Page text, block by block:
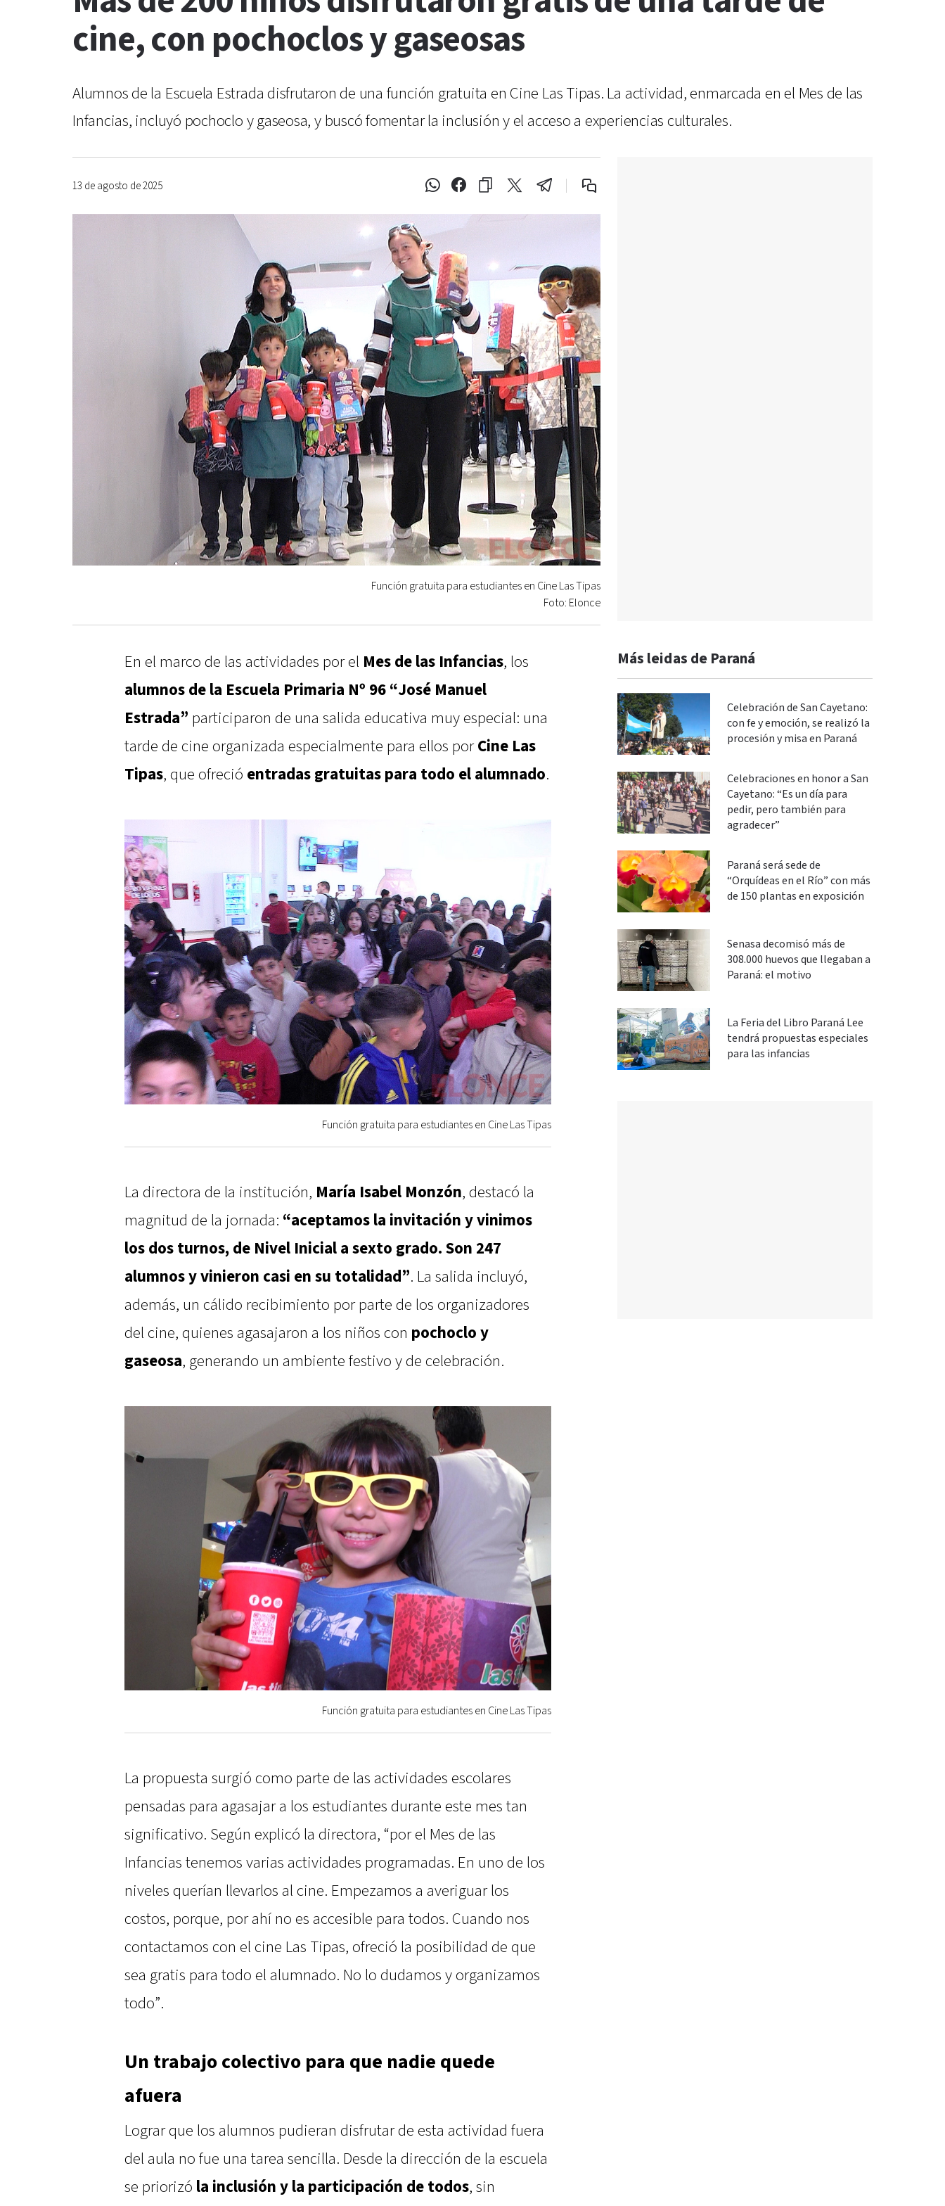
cine, con pochoclos y gaseosas
Alumnos de la Escuela Estrada disfrutaron de una función gratuita en Cine Las Tipas. La actividad, enmarcada en el Mes de las
Infancias, incluyó pochoclo y gaseosa, y buscó fomentar la inclusión y el acceso a experiencias culturales.
13 de agosto de 2025
Función gratuita para estudiantes en Cine Las Tipas
Foto: Elonce
En el marco de las actividades por el Mes de las Infancias, los
alumnos de la Escuela Primaria Nº 96 “José Manuel
Estrada” participaron de una salida educativa muy especial: una
tarde de cine organizada especialmente para ellos porCine Las
Tipas, que ofreció entradas gratuitas para todo el alumnado.
Función gratuita para estudiantes en Cine Las Tipas
La directora de la institución, María Isabel Monzón, destacó la
magnitud de la jornada: “aceptamos la invitación y vinimos
los dos turnos, de Nivel Inicial a sexto grado. Son 247
alumnos y vinieron casi en su totalidad”. La salida incluyó,
además, un cálido recibimiento por parte de los organizadores
del cine, quienes agasajaron a los niños con pochoclo y
gaseosa, generando un ambiente festivo y de celebración.
Función gratuita para estudiantes en Cine Las Tipas
La propuesta surgió como parte de las actividades escolares
pensadas para agasajar a los estudiantes durante este mes tan
significativo. Según explicó la directora, “por el Mes de las
Infancias tenemos varias actividades programadas. En uno de los
niveles querían llevarlos al cine. Empezamos a averiguar los
costos, porque, por ahí no es accesible para todos. Cuando nos
contactamos con el cine Las Tipas, ofreció la posibilidad de que
sea gratis para todo el alumnado. No lo dudamos y organizamos
todo”.
Un trabajo colectivo para que nadie quede
afuera
Lograr que los alumnos pudieran disfrutar de esta actividad fuera
del aula no fue una tarea sencilla. Desde la dirección de la escuela
se priorizó la inclusión y la participación de todos, sin
Más leidas de Paraná
Celebración de San Cayetano:
con fe y emoción, se realizó la
procesión y misa en Paraná
Celebraciones en honor a San
Cayetano: “Es un día para
pedir, pero también para
agradecer”
Paraná será sede de
“Orquídeas en el Río” con más
de 150 plantas en exposición
Senasa decomisó más de
308.000 huevos que llegaban a
Paraná: el motivo
La Feria del Libro Paraná Lee
tendrá propuestas especiales
para las infancias